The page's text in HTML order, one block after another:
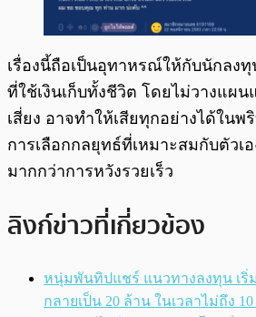
เรื่องนี้ถือเป็นอุทาหรณ์ให้กับนักลง
ที่ใช้เงินเก็บทั้งชีวิต โดยไม่วางแผ
เสี่ยง อาจทำให้เสียทุกอย่างได้ในพ
การเลือกกลยุทธ์ที่เหมาะสมกับตัวเอ
มากกว่าการหวังรวยเร็ว
ลิงก์ข่าวที่เกี่ยวข้อง
หนุ่มพันทิปแชร์ แนวทางลงทุน เริ่
กลายเป็น 20 ล้าน ในเวลาไม่ถึง 10